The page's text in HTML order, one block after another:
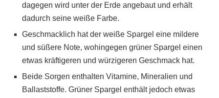
dagegen wird unter der Erde angebaut und erhält
dadurch seine weiße Farbe.
Geschmacklich hat der weiße Spargel eine mildere
und süßere Note, wohingegen grüner Spargel einen
etwas kräftigeren und würzigeren Geschmack hat.
Beide Sorgen enthalten Vitamine, Mineralien und
Ballaststoffe. Grüner Spargel enthält jedoch etwas